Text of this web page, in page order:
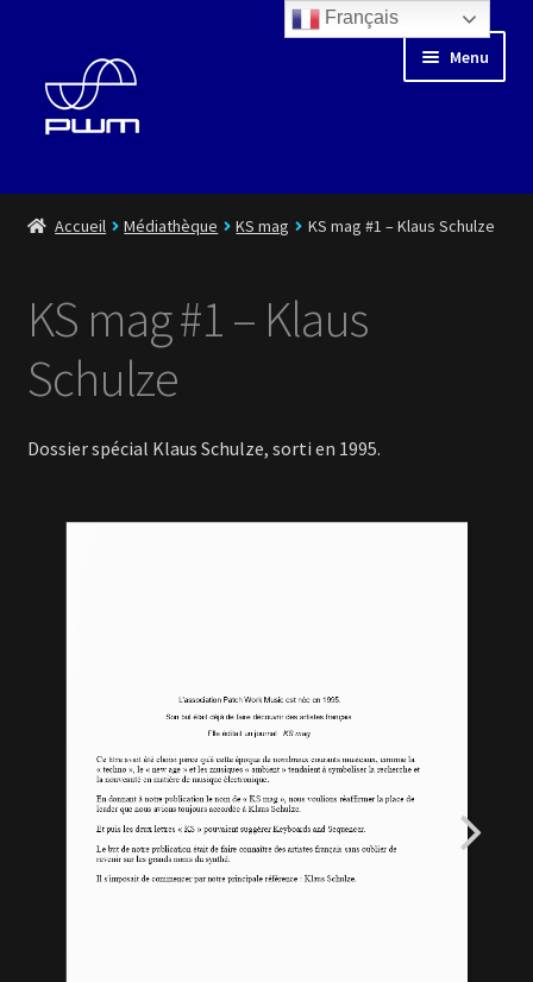
navigation
contenu
Menu
Blog
Boutique
Médiathèque
Artistes
Playlist
Accueil Médiathèque KS mag KS mag #1 – Klaus Schulze
KS mag #1 – Klaus
Schulze
Dossier spécial Klaus Schulze, sorti en 1995.
Français